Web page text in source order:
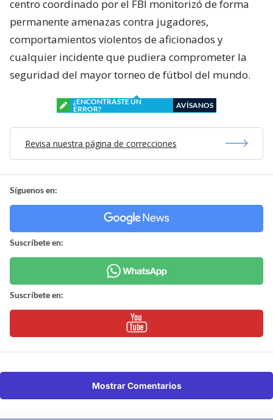
centro coordinado por el FBI monitorizó de forma
permanente amenazas contra jugadores,
comportamientos violentos de aficionados y
cualquier incidente que pudiera comprometer la
seguridad del mayor torneo de fútbol del mundo.
¿ENCONTRASTE UN
ERROR?
AVÍSANOS
Revisa nuestra página de correcciones
Síguenos en:
Suscríbete en:
Suscríbete en:
Mostrar Comentarios